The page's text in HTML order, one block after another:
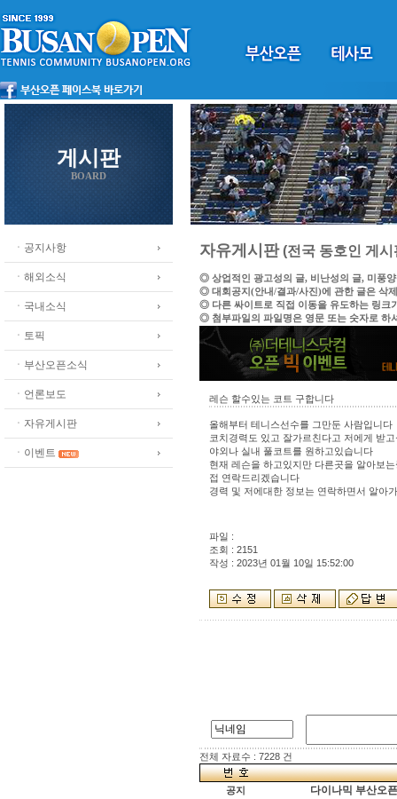
게시판
BOARD
ㆍ공지사항
ㆍ해외소식
ㆍ국내소식
ㆍ토픽
ㆍ부산오픈소식
ㆍ언론보도
ㆍ자유게시판
ㆍ이벤트
자유게시판(전국 동호인 게시
◎ 상업적인 광고성의 글, 비난성의 글, 미풍
◎ 대회공지(안내/결과/사진)에 관한 글은 삭
◎ 다른 싸이트로 직접 이동을 유도하는 링크
◎ 첨부파일의 파일명은 영문 또는 숫자로 하
레슨 할수있는 코트 구합니다
올해부터 테니스선수를 그만둔 사람입니다
코치경력도 있고 잘가르친다고 저에게 받
야외나 실내 풀코트를 원하고있습니다
현재 레슨을 하고있지만 다른곳을 알아보
접 연락드리겠습니다
경력 및 저에대한 정보는 연락하면서 알아
파일 :
조회 : 2151
작성 : 2023년 01월 10일 15:52:00
전체 자료수 : 7228 건
공지 다이나믹 부산오